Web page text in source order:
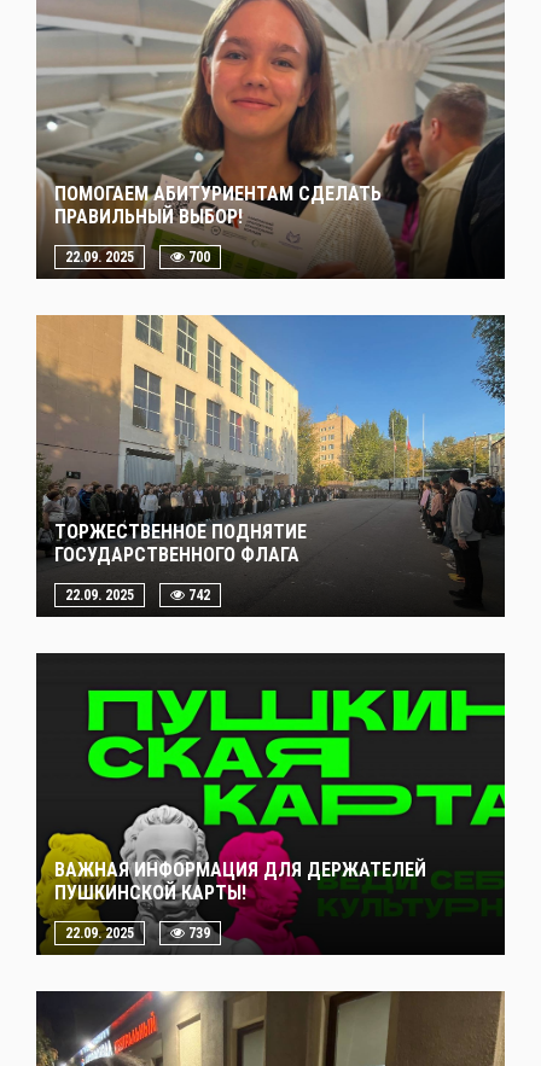
ПОМОГАЕМ АБИТУРИЕНТАМ СДЕЛАТЬ
ПРАВИЛЬНЫЙ ВЫБОР!
22.09. 2025 700
ТОРЖЕСТВЕННОЕ ПОДНЯТИЕ
ГОСУДАРСТВЕННОГО ФЛАГА
22.09. 2025 742
ВАЖНАЯ ИНФОРМАЦИЯ ДЛЯ ДЕРЖАТЕЛЕЙ
ПУШКИНСКОЙ КАРТЫ!
22.09. 2025 739